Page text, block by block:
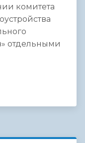
комитета
отдельными